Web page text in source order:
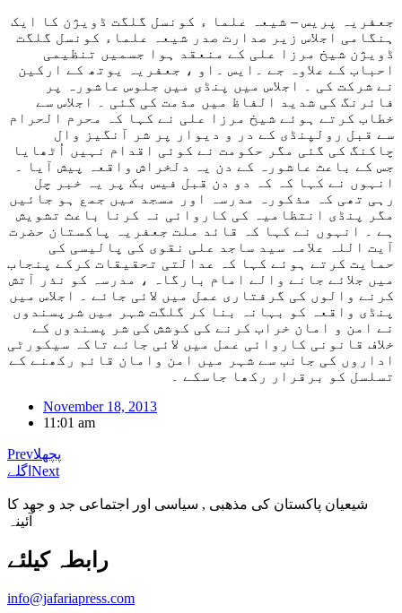
جعفریہ پریس – شیعہ علما ء کونسل گلگت ڈویژن کا ایک
ہنگامی اجلاس زیر صدارت صدر شیعہ علماء کونسل گلگت
ڈویژن شیخ مرزا علی کے منعقد ہوا جسمیں تنظیمی
احباب کے علاوہ جے ۔ایس ۔او ، جعفریہ یوتھ کے ارکین
نے شرکت کی ۔ اجلاس میں پنڈی میں جلوس عاشورہ پر
فائرنگ کی شدید الفاظ میں مذمت کی گئی ۔ اجلاس سے
خطاب کرتے ہوئے شیخ مرزا علی نے کہا کہ محرم الحرام
سے قبل رولپنڈی کے در و دیوار پر شر آنگیز وال
چاکنگ کی گئی مگر حکومت نے کوئی اقدام نہیں اُٹھایا
جس کے باعث عاشورہ کے دن یہ دلخراش واقعہ پیش آیا ۔
انہوں نے کہا کہ کہ دو دن قبل فیس بک پر یہ خبر چل
رہی تھی کہ مذکورہ مدرسہ اور مسجد میں جمع ہو جائیں
مگر پنڈی انتظامیہ کی کاروائی نہ کرنا باعث تشویش
ہے ۔ انہوں نے کہا کہ قائد ملت جعفریہ پاکستان حضرت
آیت اللہ علامہ سید ساجد علی نقوی کی پالیسی کی
حمایت کرتے ہوئے کہا کہ عدالتی تحقیقات کرکے پنجاب
میں جلائے جانے والے امام بارگاہ ، مدرسہ کو نذر آتش
کرنے والوں کی گرفتاری عمل میں لائی جائے ۔ اجلاس میں
پنڈی واقعہ کو بہانہ بنا کر گلگت شہر میں شرپسندوں
نے امن و امان خراب کرنے کی کوشش کی شر پسندوں کے
خلاف قانونی کاروائی عمل میں لائی جائے تاکہ سیکورٹی
اداروں کی جانب سے شہر میں امن وامان قائم رکھنے کے
تسلسل کو برقرار رکھا جاسکے ۔
November 18, 2013
11:01 am
Prevپچھلا
اگلے Next
شیعیان پاکستان کی مذهبی , سیاسی اور اجتماعی جد و جهد کا
آئینہ
info@jafariapress.com​